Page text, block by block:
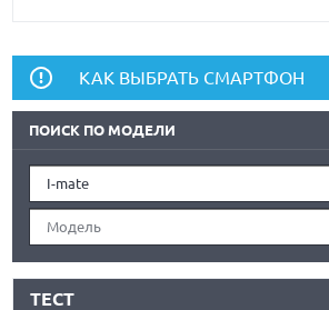
КАК ВЫБРАТЬ СМАРТФОН
ПОИСК ПО МОДЕЛИ
I-mate
Модель
ТЕСТ